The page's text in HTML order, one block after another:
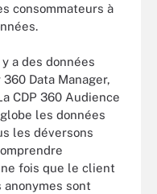
consommateurs à
a des données
Data Manager,
CDP 360 Audience
les données
les déversons
fois que le client
sont